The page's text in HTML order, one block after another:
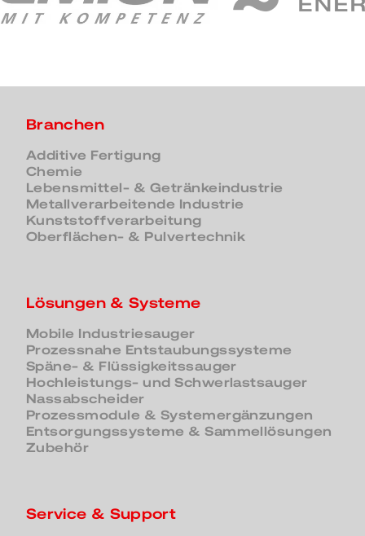
Branchen
Additive Fertigung
Chemie
Lebensmittel- & Getränkeindustrie
Metallverarbeitende Industrie
Kunststoffverarbeitung
Oberflächen- & Pulvertechnik
Lösungen & Systeme
Mobile Industriesauger
Prozessnahe Entstaubungssysteme
Späne- & Flüssigkeitssauger
Hochleistungs- und Schwerlastsauger
Nassabscheider
Prozessmodule & Systemergänzungen
Entsorgungssysteme & Sammellösungen
Zubehör
Service & Support